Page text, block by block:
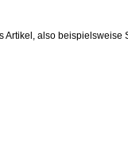
Artikel, also beispielsweise